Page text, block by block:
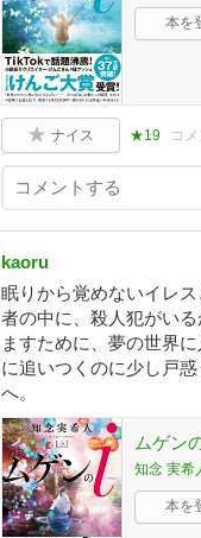
本を
ナイス ★19 コ
kaoru
眠りから覚めないイレ
者の中に、殺人犯がい
ますために、夢の世界
に追いつくのに少し戸
へ。
ムゲン
知念 実希
本を